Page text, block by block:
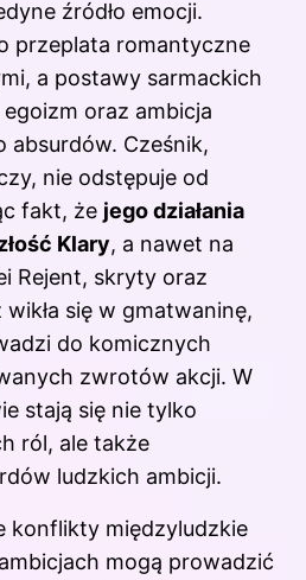
źródło emocji.
przeplata romantyczne
a postawy sarmackich
oraz ambicja
absurdów. Cześnik,
nie odstępuje od
fakt, że jego działania
Klary, a nawet na
Rejent, skryty oraz
wikła się w gmatwaninę,
do komicznych
zwrotów akcji. W
stają się nie tylko
ról, ale także
ludzkich ambicji.
konflikty międzyludzkie
mogą prowadzić